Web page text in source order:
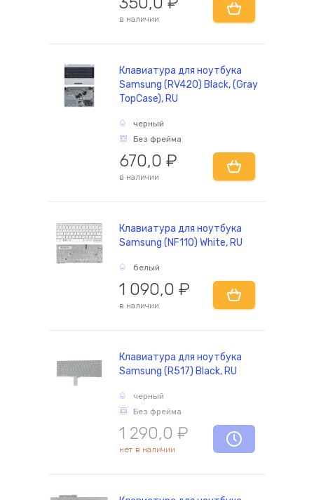
в наличии
Клавиатура для ноутбука
Samsung (RV420) Black, (Gray
TopCase), RU
черный
Без фрейма
670,0 ₽
в наличии
Клавиатура для ноутбука
Samsung (NF110) White, RU
белый
1 090,0 ₽
в наличии
Клавиатура для ноутбука
Samsung (R517) Black, RU
черный
Без фрейма
1 290,0 ₽
нет в наличии